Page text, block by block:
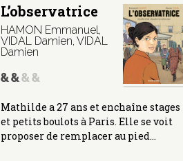
L’observatrice
HAMON Emmanuel,
VIDAL Damien, VIDAL
Damien
Mathilde a 27 ans et enchaîne stages
et petits boulots à Paris. Elle se voit
proposer de remplacer au pied…